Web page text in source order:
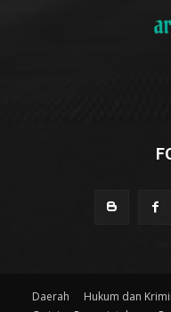
Daerah Hukum dan